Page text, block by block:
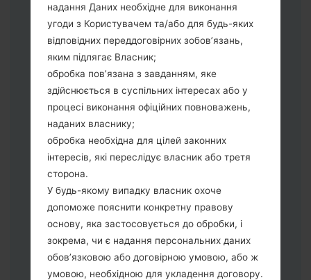
Натисніть та утримуйти клавіші:
живлення, збільшення гучності та Bixbi.
Натисніть та утримуйте клавіші:
зменшення та збільшення гучності.
Підключивши телефон до ПК
використовуючи USB кабель.
Натисніть та утримуйти клавіші:
живлення, збільшення гучності та
додому.
Підключіть USB кабель та натисніть
клавіші: зменшення звуку та Bixbi.
Натисніть та утримуйти клавіші:
живлення та збільшення гучності.
Далі підключить телефон до ПК,
програма Odin повина виявити Ваш
девайс та "COM port number" з'явиться
на екрані.
надання Даних необхідне для виконання
угоди з Користувачем та/або для будь-яких
відповідних переддоговірних зобов’язань,
яким підлягає Власник;
обробка пов’язана з завданням, яке
здійснюється в суспільних інтересах або у
процесі виконання офіційних повноважень,
наданих власнику;
обробка необхідна для цілей законних
інтересів, які переслідує власник або третя
сторона.
У будь-якому випадку власник охоче
допоможе пояснити конкретну правову
основу, яка застосовується до обробки, і
зокрема, чи є надання персональних даних
обов’язковою або договірною умовою, або ж
умовою, необхідною для укладення договору.